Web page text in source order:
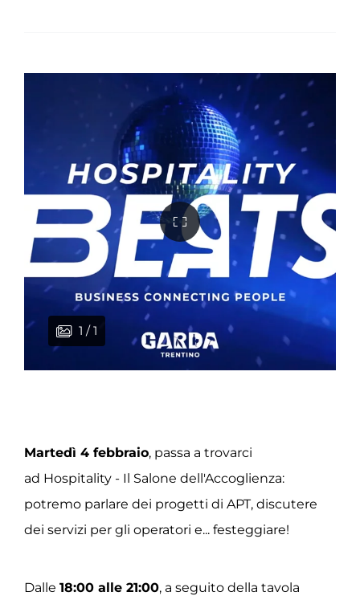
1 / 1
Martedì 4 febbraio, passa a trovarci
ad Hospitality - Il Salone dell'Accoglienza:
potremo parlare dei progetti di APT, discutere
dei servizi per gli operatori e... festeggiare!
Dalle 18:00 alle 21:00, a seguito della tavola